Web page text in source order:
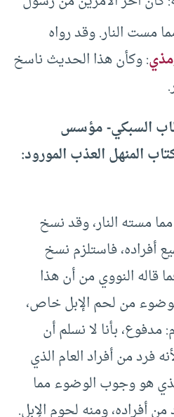
مست النار. وقد رواه
: وكأن هذا الحديث ناسخ
السبكي- مؤسس
المنهل العذب المورود:
مسته النار، وقد نسخ
أفراده، فاستلزم نسخ
قاله النووي من أن هذا
من لحم الإبل خاص،
بأنا لا نسلم أن
فرد من أفراد العام الذي
هو وجوب الوضوء مما
أفراده، ومنه لحوم الإبل.